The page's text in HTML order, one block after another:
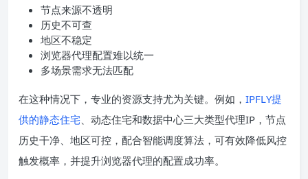
节点来源不透明
历史不可查
地区不稳定
浏览器代理配置难以统一
多场景需求无法匹配
在这种情况下，专业的资源支持尤为关键。例如， IPFLY提
供的静态住宅、动态住宅和数据中心三大类型代理IP，节点
历史干净、地区可控，配合智能调度算法，可有效降低风控
触发概率，并提升浏览器代理的配置成功率。